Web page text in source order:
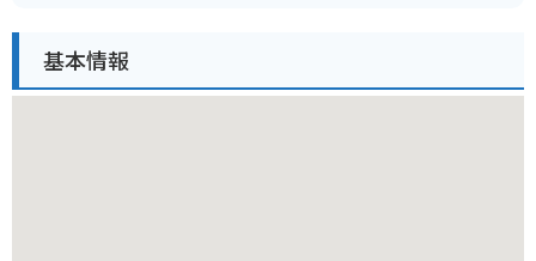
肉そば」を提供する店もあり、バイクでのツーリング中の食事
処としてもおすすめです。道の駅の隣には「高畠町糠野目歴史
基本情報